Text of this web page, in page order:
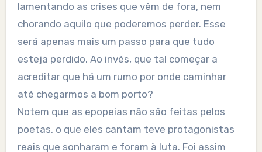
lamentando as crises que vêm de fora, nem
chorando aquilo que poderemos perder. Esse
será apenas mais um passo para que tudo
esteja perdido. Ao invés, que tal começar a
acreditar que há um rumo por onde caminhar
até chegarmos a bom porto?
Notem que as epopeias não são feitas pelos
poetas, o que eles cantam teve protagonistas
reais que sonharam e foram à luta. Foi assim